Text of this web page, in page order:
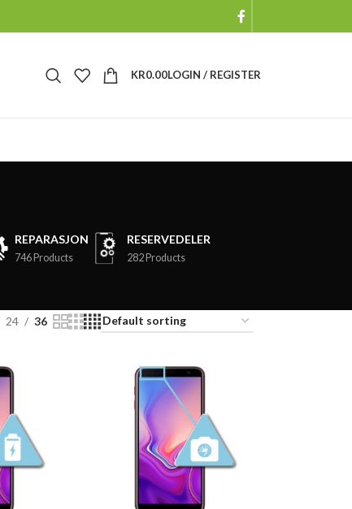
KR0.00LOGIN / REGISTER
REPARASJON
746 Products
RESERVEDELER
282 Products
24 36